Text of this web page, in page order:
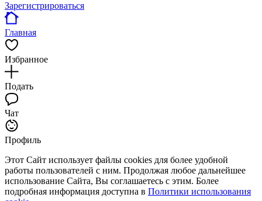
Зарегистрироваться
Главная
Избранное
Подать
Чат
Профиль
Этот Сайт использует файлы cookies для более удобной
работы пользователей с ним. Продолжая любое дальнейшее
использование Сайта, Вы соглашаетесь с этим. Более
подробная информация доступна в Политики использования